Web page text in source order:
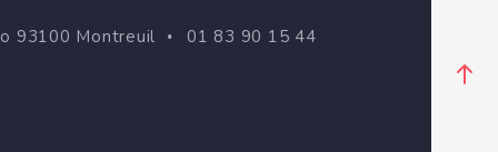
93100 Montreuil 01 83 90 15 44